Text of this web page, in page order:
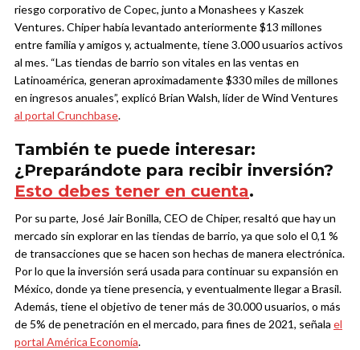
riesgo corporativo de Copec, junto a Monashees y Kaszek
Ventures. Chiper había levantado anteriormente $13 millones
entre familia y amigos y, actualmente, tiene 3.000 usuarios activos
al mes. “Las tiendas de barrio son vitales en las ventas en
Latinoamérica, generan aproximadamente $330 miles de millones
en ingresos anuales”, explicó Brian Walsh, líder de Wind Ventures
al portal Crunchbase.
También te puede interesar:
¿Preparándote para recibir inversión?
Esto debes tener en cuenta.
Por su parte, José Jair Bonilla, CEO de Chiper, resaltó que hay un
mercado sin explorar en las tiendas de barrio, ya que solo el 0,1 %
de transacciones que se hacen son hechas de manera electrónica.
Por lo que la inversión será usada para continuar su expansión en
México, donde ya tiene presencia, y eventualmente llegar a Brasil.
Además, tiene el objetivo de tener más de 30.000 usuarios, o más
de 5% de penetración en el mercado, para fines de 2021, señala el
portal América Economía.